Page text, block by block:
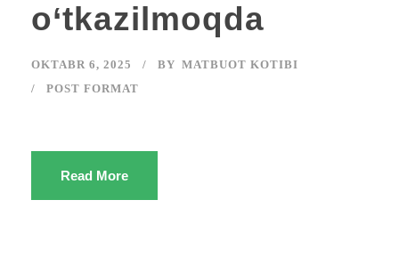
o‘tkazilmoqda
OKTABR 6, 2025 BY MATBUOT KOTIBI
POST FORMAT
Read More